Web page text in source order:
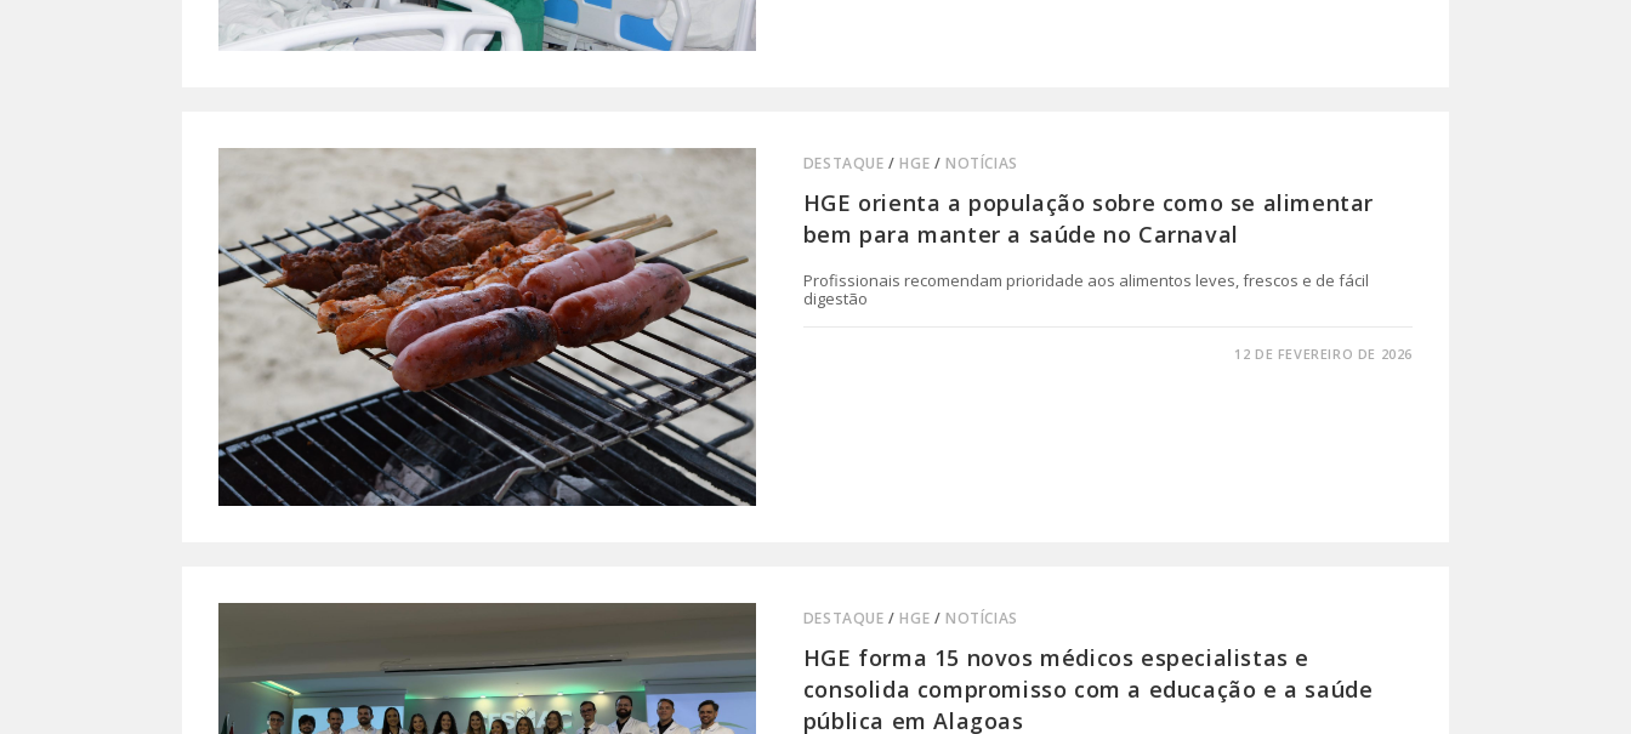
DESTAQUE /HGE /NOTÍCIAS
HGE orienta a população sobre como se alimentar
bem para manter a saúde no Carnaval
Profissionais recomendam prioridade aos alimentos leves, frescos e de fácil
digestão
12 DE FEVEREIRO DE 2026
DESTAQUE /HGE /NOTÍCIAS
HGE forma 15 novos médicos especialistas e
consolida compromisso com a educação e a saúde
pública em Alagoas